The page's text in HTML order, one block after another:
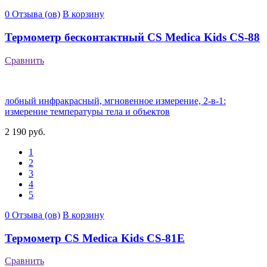
0 Отзыва (ов) В корзину
Термометр бесконтактный CS Medica Kids CS-88
Сравнить
лобный инфракрасный, мгновенное измерение, 2-в-1:
измерение температуры тела и объектов
2 190 руб.
1
2
3
4
5
0 Отзыва (ов) В корзину
Термометр CS Medica Kids CS-81E
Сравнить